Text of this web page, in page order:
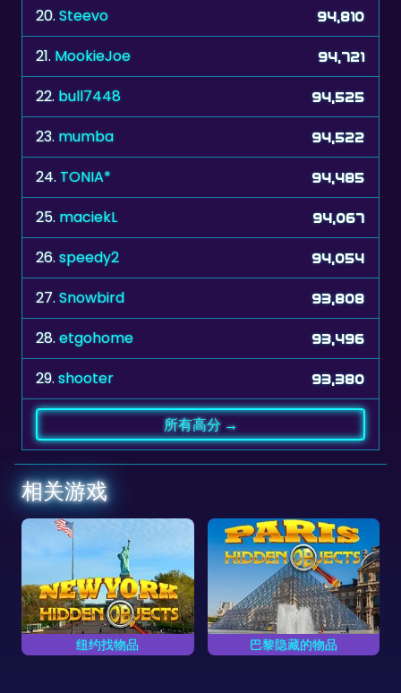
21. MookieJoe 94,721
22.bull7448 94,525
23. mumba 94,522
24.TONIA* 94,485
25. maciekL 94,067
26. speedy2 94,054
27. Snowbird 93,808
28. etgohome 93,496
29. shooter 93,380
相关游戏
纽约找物品
尽快找出纽约所有隐藏着
的物品。
巴黎隐藏的物品
尽快找到巴黎所有隐藏的
物品。